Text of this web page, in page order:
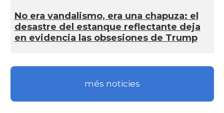
No era vandalismo, era una chapuza: el
desastre del estanque reflectante deja
en evidencia las obsesiones de Trump
més noticies